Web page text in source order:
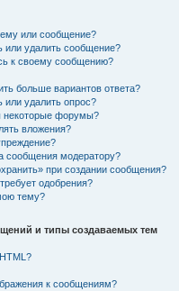
или сообщение?
или удалить сообщение?
к своему сообщению?
больше вариантов ответа?
или удалить опрос?
некоторые форумы?
вложения?
сообщения модератору?
при создании сообщения?
одобрения?
тему?
и типы создаваемых тем
к сообщениям?